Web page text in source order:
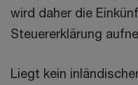
wird daher die
Steuererklärung
Liegt kein